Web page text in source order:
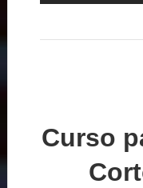
Curso